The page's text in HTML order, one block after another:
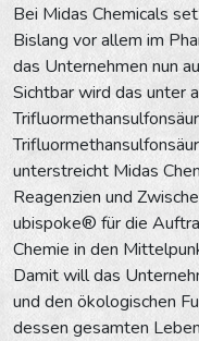
Bei Midas Chemicals
Bislang vor allem im
das Unternehmen nun
Sichtbar wird das unter
unterstreicht Midas
Reagenzien und
ubispoke® für die
Chemie in den
Damit will das
und den ökologischen
dessen gesamten